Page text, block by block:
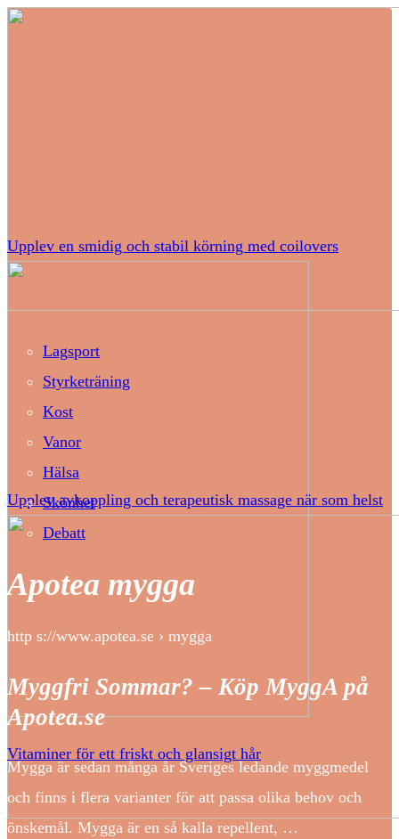
Upplev en smidig och stabil körning med coilovers
Upplev avkoppling och terapeutisk massage när som helst
Vitaminer för ett friskt och glansigt hår
Lagsport
Styrketräning
Kost
Vanor
Hälsa
Skönhet
Debatt
Apotea mygga
http s://www.apotea.se › mygga
Myggfri Sommar? – Köp MyggA på
Apotea.se
Mygga är sedan många år Sveriges ledande myggmedel
och finns i flera varianter för att passa olika behov och
önskemål. Mygga är en så kalla repellent, …